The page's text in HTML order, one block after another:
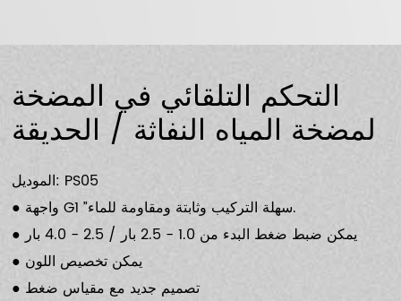
التحكم التلقائي في المضخة
لمضخة المياه النفاثة / الحديقة
الموديل: PS05
● واجهة G1 ”سهلة التركيب وثابتة ومقاومة للماء.
● يمكن ضبط ضغط البدء من 1.0 - 2.5 بار / 2.5 - 4.0 بار
● يمكن تخصيص اللون
● تصميم جديد مع مقياس ضغط